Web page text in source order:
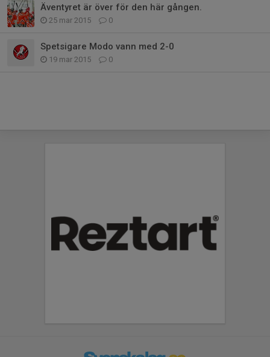
Äventyret är över för den här gången.
25 mar 2015 0
Spetsigare Modo vann med 2-0
19 mar 2015 0